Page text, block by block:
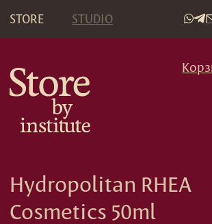
STORE STUDIO
•
Hydropolitan RHEA